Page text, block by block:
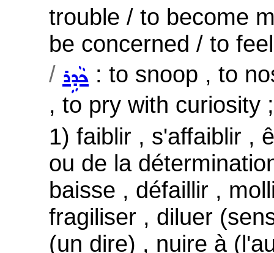
trouble / to become
be concerned / to
/ ܟܵܕܹܪ : to snoop , to
, to pry with curiosity ;
1) faiblir , s'affaiblir ,
ou de la
baisse , défaillir ,
fragiliser , diluer
(un dire) , nuire à